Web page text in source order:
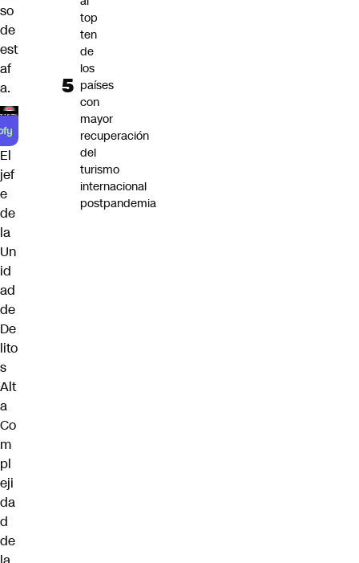
so
de
est
af
a.
El
jef
e
de
la
Un
id
ad
de
De
lito
s
Alt
a
Co
m
pl
eji
da
d
de
top
ten
de
los
países
con
mayor
recuperación
del
turismo
internacional
postpandemia